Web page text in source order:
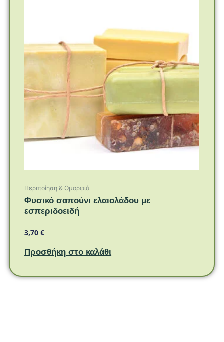
Περιποίηση & Ομορφιά
Φυσικό σαπούνι ελαιολάδου με
εσπεριδοειδή
3,70€
Προσθήκη στο καλάθι